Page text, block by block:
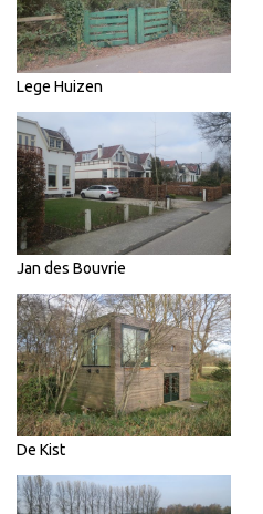
Lege Huizen
Jan des Bouvrie
De Kist